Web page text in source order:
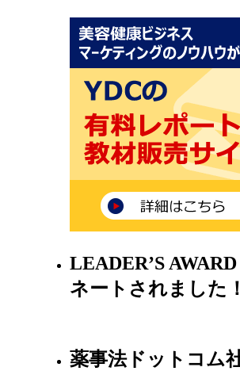
LEADER’S
ネートされました！
薬事法ドットコム